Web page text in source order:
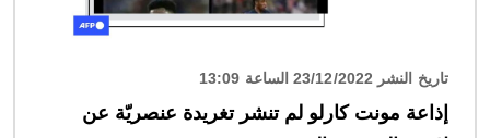
تاريخ النشر 23/12/2022 الساعة 13:09
إذاعة مونت كارلو لم تنشر تغريدة عنصريّة عن